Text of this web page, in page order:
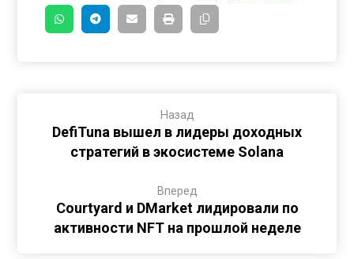
Назад
DefiTuna вышел в лидеры доходных
стратегий в экосистеме Solana
Вперед
Courtyard и DMarket лидировали по
активности NFT на прошлой неделе